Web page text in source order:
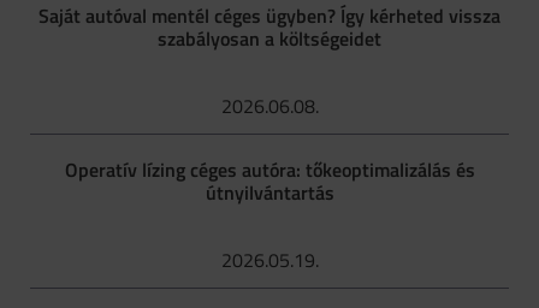
Saját autóval mentél céges ügyben? Így kérheted vissza
szabályosan a költségeidet
2026.06.08.
Operatív lízing céges autóra: tőkeoptimalizálás és
útnyilvántartás
2026.05.19.